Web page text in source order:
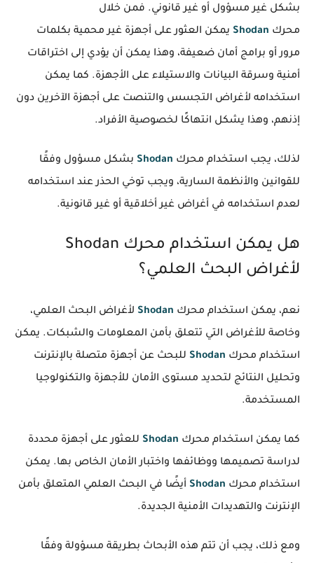
بشكل غير مسؤول أو غير قانوني. فمن خلال
محرك Shodan يمكن العثور على أجهزة غير محمية بكلمات
مرور أو برامج أمان ضعيفة، وهذا يمكن أن يؤدي إلى اختراقات
أمنية وسرقة البيانات والاستيلاء على الأجهزة. كما يمكن
استخدامه لأغراض التجسس والتنصت على أجهزة الآخرين دون
إذنهم، وهذا يشكل انتهاكًا لخصوصية الأفراد.
لذلك، يجب استخدام محرك Shodan بشكل مسؤول وفقًا
للقوانين والأنظمة السارية، ويجب توخي الحذر عند استخدامه
لعدم استخدامه في أغراض غير أخلاقية أو غير قانونية.
هل يمكن استخدام محرك Shodan
لأغراض البحث العلمي؟
نعم، يمكن استخدام محرك Shodan لأغراض البحث العلمي،
وخاصة للأغراض التي تتعلق بأمن المعلومات والشبكات. يمكن
استخدام محرك Shodan للبحث عن أجهزة متصلة بالإنترنت
وتحليل النتائج لتحديد مستوى الأمان للأجهزة والتكنولوجيا
المستخدمة.
كما يمكن استخدام محرك Shodan للعثور على أجهزة محددة
لدراسة تصميمها ووظائفها واختبار الأمان الخاص بها. يمكن
استخدام محرك Shodan أيضًا في البحث العلمي المتعلق بأمن
الإنترنت والتهديدات الأمنية الجديدة.
ومع ذلك، يجب أن تتم هذه الأبحاث بطريقة مسؤولة وفقًا